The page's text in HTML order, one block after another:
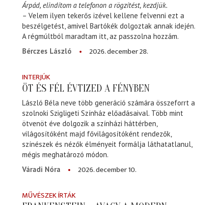
Árpád, elindítom a telefonon a rögzítést, kezdjük.
– Velem ilyen tekerős izével kellene felvenni ezt a
beszélgetést, amivel Bartókék dolgoztak annak idején.
A régmúltból maradtam itt, az passzolna hozzám.
Bérczes László
2026. december 28.
INTERJÚK
ÖT ÉS FÉL ÉVTIZED A FÉNYBEN
László Béla neve több generáció számára összeforrt a
szolnoki Szigligeti Színház előadásaival. Több mint
ötvenöt éve dolgozik a színházi háttérben,
világosítóként majd fővilágosítóként rendezők,
színészek és nézők élményeit formálja láthatatlanul,
mégis meghatározó módon.
Váradi Nóra
2026. december 10.
MŰVÉSZEK ÍRTÁK